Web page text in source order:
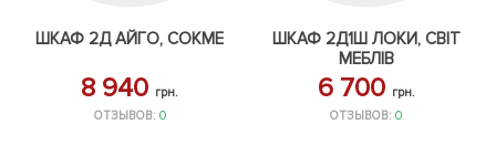
ШКАФ 2Д АЙГО, СОКМЕ
8 940 грн.
ОТЗЫВОВ: 0
ШКАФ 2Д1Ш ЛОКИ, СВІТ
МЕБЛІВ
6 700 грн.
ОТЗЫВОВ:0